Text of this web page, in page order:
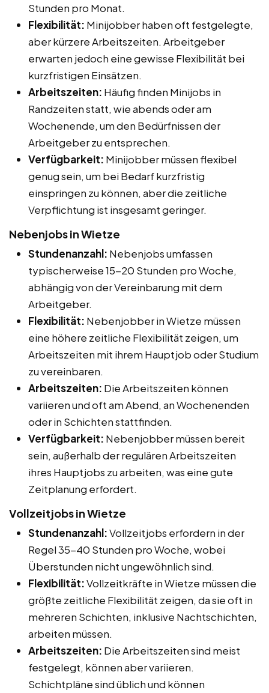
Stunden pro Monat.
Flexibilität: Minijobber haben oft festgelegte,
aber kürzere Arbeitszeiten. Arbeitgeber
erwarten jedoch eine gewisse Flexibilität bei
kurzfristigen Einsätzen.
Arbeitszeiten: Häufig finden Minijobs in
Randzeiten statt, wie abends oder am
Wochenende, um den Bedürfnissen der
Arbeitgeber zu entsprechen.
Verfügbarkeit: Minijobber müssen flexibel
genug sein, um bei Bedarf kurzfristig
einspringen zu können, aber die zeitliche
Verpflichtung ist insgesamt geringer.
Nebenjobs in Wietze
Stundenanzahl: Nebenjobs umfassen
typischerweise 15-20 Stunden pro Woche,
abhängig von der Vereinbarung mit dem
Arbeitgeber.
Flexibilität: Nebenjobber in Wietze müssen
eine höhere zeitliche Flexibilität zeigen, um
Arbeitszeiten mit ihrem Hauptjob oder Studium
zu vereinbaren.
Arbeitszeiten: Die Arbeitszeiten können
variieren und oft am Abend, an Wochenenden
oder in Schichten stattfinden.
Verfügbarkeit: Nebenjobber müssen bereit
sein, außerhalb der regulären Arbeitszeiten
ihres Hauptjobs zu arbeiten, was eine gute
Zeitplanung erfordert.
Vollzeitjobs in Wietze
Stundenanzahl:Vollzeitjobs erfordern in der
Regel 35-40 Stunden pro Woche, wobei
Überstunden nicht ungewöhnlich sind.
Flexibilität:Vollzeitkräfte in Wietze müssen die
größte zeitliche Flexibilität zeigen, da sie oft in
mehreren Schichten, inklusive Nachtschichten,
arbeiten müssen.
Arbeitszeiten: Die Arbeitszeiten sind meist
festgelegt, können aber variieren.
Schichtpläne sind üblich und können